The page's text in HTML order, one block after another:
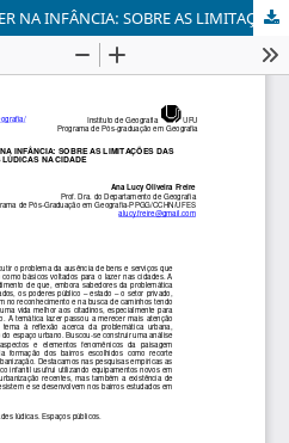
ESPAÇOS PÚBLICOS DE LAZER NA INFÂNCIA: SOBRE AS LIMITAÇÕES DAS ATIVIDADES LÚDICAS NA CIDADE